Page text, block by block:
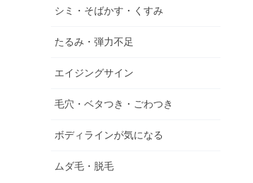
シミ・そばかす・くすみ
たるみ・弾力不足
エイジングサイン
毛穴・ベタつき・ごわつき
ボディラインが気になる
ムダ毛・脱毛